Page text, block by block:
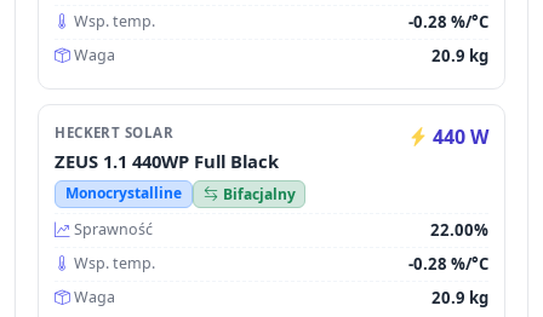
Wsp. temp. -0.28 %/°C
Waga 20.9 kg
HECKERT SOLAR 440 W
ZEUS 1.1 440WP Full Black
Monocrystalline
Bifacjalny
Sprawność
22.00%
Wsp. temp. -0.28 %/°C
Waga 20.9 kg